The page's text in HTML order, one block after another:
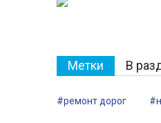
Метки В
#ремонт дорог